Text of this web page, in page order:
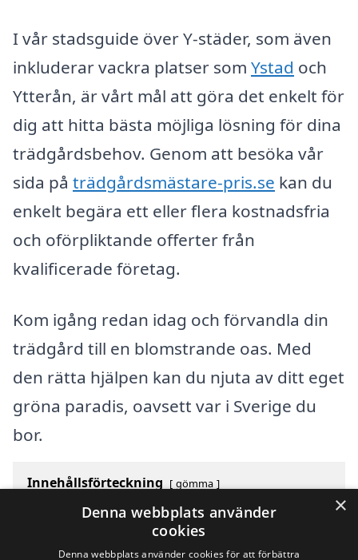
I vår stadsguide över Y-städer, som även
inkluderar vackra platser som Ystad och
Ytterån, är vårt mål att göra det enkelt för
dig att hitta bästa möjliga lösning för dina
trädgårdsbehov. Genom att besöka vår
sida på trädgårdsmästare-pris.se kan du
enkelt begära ett eller flera kostnadsfria
och oförpliktande offerter från
kvalificerade företag.
Kom igång redan idag och förvandla din
trädgård till en blomstrande oas. Med
den rätta hjälpen kan du njuta av ditt eget
gröna paradis, oavsett var i Sverige du
bor.
Innehållsförteckning gömma
Översikt över svenska städer som börjar med Y
Sök efter en skicklig trädgårdsmästare i andra städer
×
Denna webbplats använder
cookies
Denna webbplats använder cookies för att förbättra